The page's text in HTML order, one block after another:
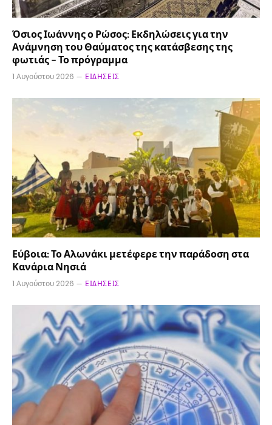
Όσιος Ιωάννης ο Ρώσος: Εκδηλώσεις για την
Ανάμνηση του Θαύματος της κατάσβεσης της
φωτιάς – Το πρόγραμμα
1 Αυγούστου 2026 ΕΙΔΉΣΕΙΣ
Εύβοια: Το Αλωνάκι μετέφερε την παράδοση στα
Κανάρια Νησιά
1 Αυγούστου 2026 ΕΙΔΉΣΕΙΣ